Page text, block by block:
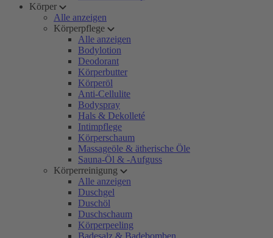
Körper
Alle anzeigen
Körperpflege
Alle anzeigen
Bodylotion
Deodorant
Körperbutter
Körperöl
Anti-Cellulite
Bodyspray
Hals & Dekolleté
Intimpflege
Körperschaum
Massageöle & ätherische Öle
Sauna-Öl & -Aufguss
Körperreinigung
Alle anzeigen
Duschgel
Duschöl
Duschschaum
Körperpeeling
Badesalz & Badebomben